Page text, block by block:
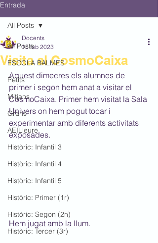
Entrada
All Posts
ESCOLA BALMES
Petits
Mitjans
Grans
AEILleure
Històric: Infantil 3
Històric: Infantil 4
Històric: Infantil 5
Històric: Primer (1r)
Històric: Segon (2n)
Històric: Tercer (3r)
All Posts
Visita al CosmoCaixa
Docents
15 feb 2023
Aquest dimecres els alumnes de
primer i segon hem anat a visitar el
CosmoCaixa. Primer hem visitat la Sala
Univers on hem pogut tocar i
experimentar amb diferents activitats
exposades.
Hem jugat amb la llum.